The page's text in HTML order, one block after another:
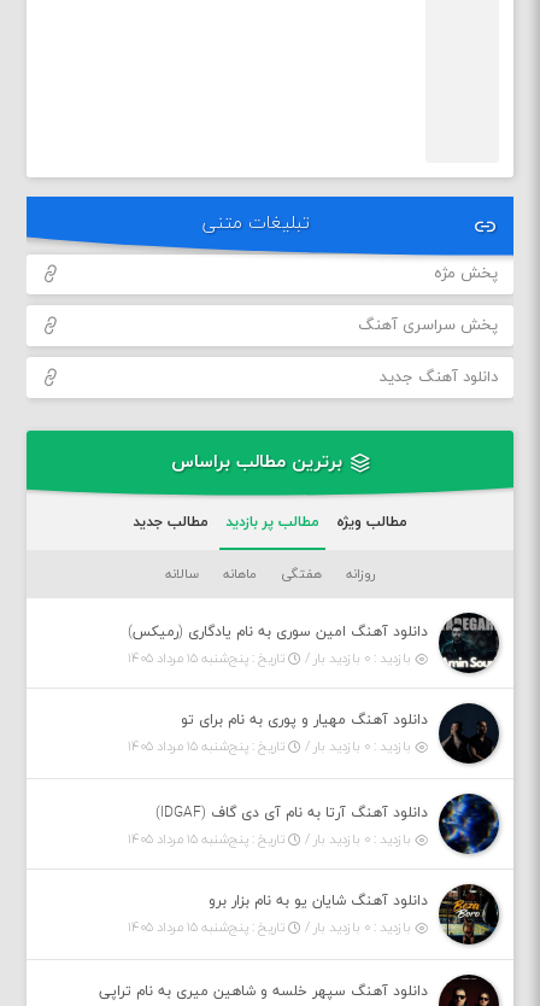
تبلیغات متنی
پخش مژه
پخش سراسری آهنگ
دانلود آهنگ جدید
برترین مطالب براساس
مطالب ویژه مطالب پر بازدید مطالب جدید
روزانه هفتگی ماهانه سالانه
دانلود آهنگ امین سوری به نام یادگاری (رمیکس)
بازدید : ۰ بازدید بار /
تاریخ : پنج‌شنبه ۱۵ مرداد ۱۴۰۵
دانلود آهنگ مهیار و پوری به نام برای تو
بازدید : ۰ بازدید بار /
تاریخ : پنج‌شنبه ۱۵ مرداد ۱۴۰۵
دانلود آهنگ آرتا به نام آی دی گاف (IDGAF)
بازدید : ۰ بازدید بار /
تاریخ : پنج‌شنبه ۱۵ مرداد ۱۴۰۵
دانلود آهنگ شایان یو به نام بزار برو
بازدید : ۰ بازدید بار /
تاریخ : پنج‌شنبه ۱۵ مرداد ۱۴۰۵
دانلود آهنگ سپهر خلسه و شاهین میری به نام تراپی